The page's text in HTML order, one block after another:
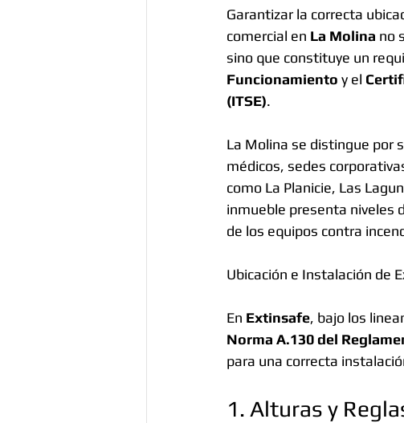
Garantizar la correcta
comercial en La Molina no
sino que constituye un
Funcionamiento y el
(ITSE).
La Molina se distingue por
médicos, sedes
como La Planicie, Las
inmueble presenta niveles
de los equipos contra
Ubicación e Instalación de
En Extinsafe, bajo los
Norma A.130 del
para una correcta
1. Alturas y